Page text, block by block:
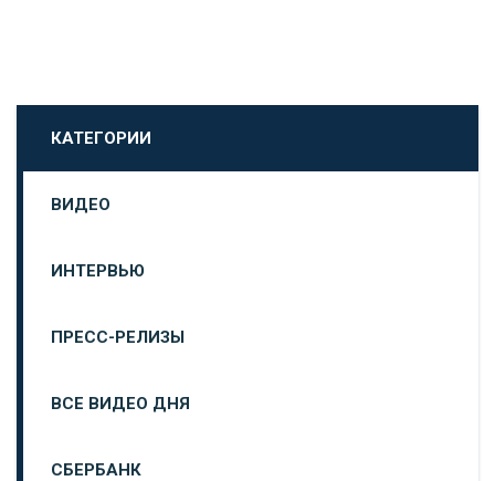
КАТЕГОРИИ
ВИДЕО
ИНТЕРВЬЮ
ПРЕСС-РЕЛИЗЫ
ВСЕ ВИДЕО ДНЯ
СБЕРБАНК